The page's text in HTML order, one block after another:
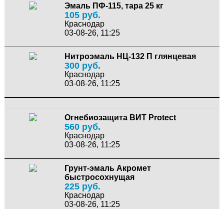
Эмаль ПФ-115, тара 25 кг
105 руб.
Краснодар
03-08-26, 11:25
Нитроэмаль НЦ-132 П глянцевая
300 руб.
Краснодар
03-08-26, 11:25
Огнебиозащита ВИТ Protect
560 руб.
Краснодар
03-08-26, 11:25
Грунт-эмаль Акромет
быстросохнущая
225 руб.
Краснодар
03-08-26, 11:25